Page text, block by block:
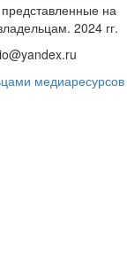
на
2024 гг.
медиаресурсов